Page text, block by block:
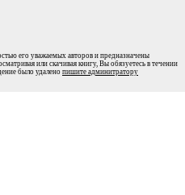
его уважаемых авторов и предназначены
или скачивая книгу, Вы обязуетесь в течении
было удалено пишите админитратору